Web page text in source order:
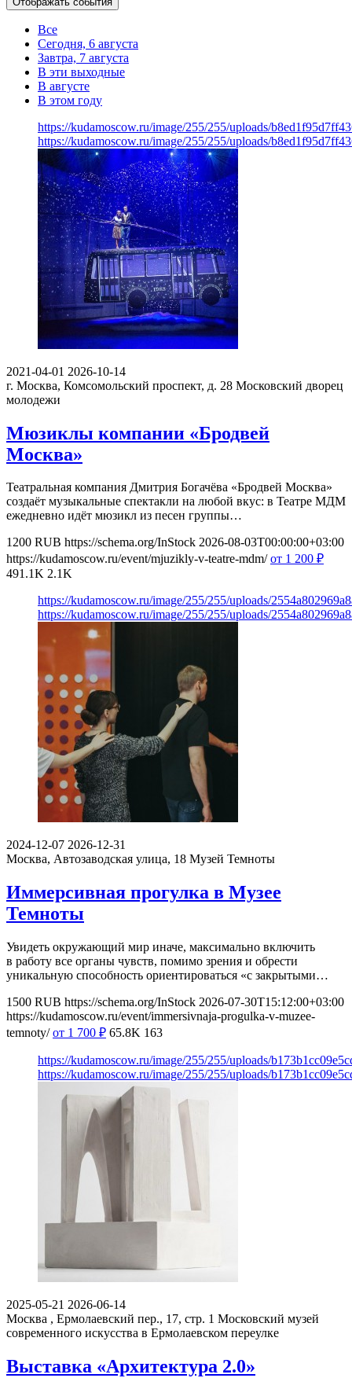
Все
Сегодня, 6 августа
Завтра, 7 августа
В эти выходные
В августе
В этом году
https://kudamoscow.ru/image/255/255/uploads/
https://kudamoscow.ru/image/255/255/uploads/
2021-04-01 2026-10-14
г. Москва, Комсомольский проспект, д. 28 Московский дворец
молодежи
Мюзиклы компании «Бродвей
Москва»
Театральная компания Дмитрия Богачёва «Бродвей Москва»
создаёт музыкальные спектакли на любой вкус: в Театре МДМ
ежедневно идёт мюзикл из песен группы…
1200 RUB https://schema.org/InStock 2026-08-03T00:00:00+03:00
https://kudamoscow.ru/event/mjuzikly-v-teatre-mdm/ от 1 200 ₽
491.1K 2.1K
https://kudamoscow.ru/image/255/255/uploads/
https://kudamoscow.ru/image/255/255/uploads/
2024-12-07 2026-12-31
Москва, Автозаводская улица, 18 Музей Темноты
Иммерсивная прогулка в Музее
Темноты
Увидеть окружающий мир иначе, максимально включить
в работу все органы чувств, помимо зрения и обрести
уникальную способность ориентироваться «с закрытыми…
1500 RUB https://schema.org/InStock 2026-07-30T15:12:00+03:00
https://kudamoscow.ru/event/immersivnaja-progulka-v-muzee-
temnoty/ от 1 700 ₽ 65.8K 163
https://kudamoscow.ru/image/255/255/uploads/
https://kudamoscow.ru/image/255/255/uploads/
2025-05-21 2026-06-14
Москва , Ермолаевский пер., 17, стр. 1 Московский музей
современного искусства в Ермолаевском переулке
Выставка «Архитектура 2.0»